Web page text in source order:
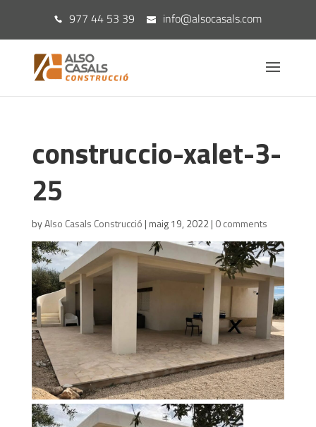
977 44 53 39 info@alsocasals.com
construccio-xalet-3-
25
byAlso Casals Construcció | maig 19, 2022| 0 comments